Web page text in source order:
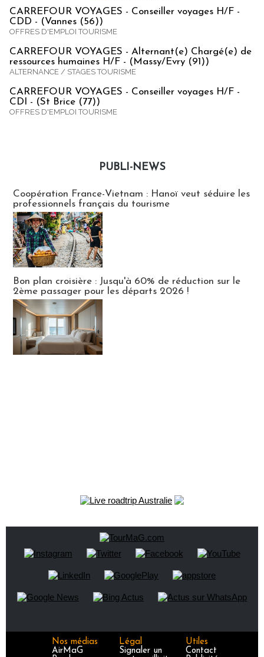
CARREFOUR VOYAGES - Conseiller voyages H/F -
CDD - (Vannes (56))
OFFRES D'EMPLOI TOURISME
CARREFOUR VOYAGES - Alternant(e) Chargé(e) de
ressources humaines H/F - (Massy/Evry (91))
ALTERNANCE / STAGES TOURISME
CARREFOUR VOYAGES - Conseiller voyages H/F -
CDI - (St Brice (77))
OFFRES D'EMPLOI TOURISME
PUBLI-NEWS
Coopération France-Vietnam : Hanoï veut séduire les
professionnels français du tourisme
Bon plan croisière : Jusqu'à 60% de réduction sur le
2ème passager pour les départs 2026 !
Nos médias
AirMaG
Légal
Signaler un
Utiles
Contact